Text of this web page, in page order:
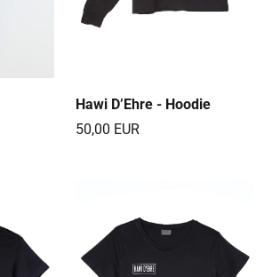
Hawi D’Ehre - Hoodie
50,00 EUR